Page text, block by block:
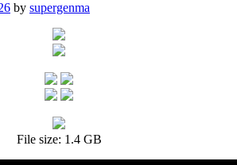
by supergenma
File size: 1.4 GB